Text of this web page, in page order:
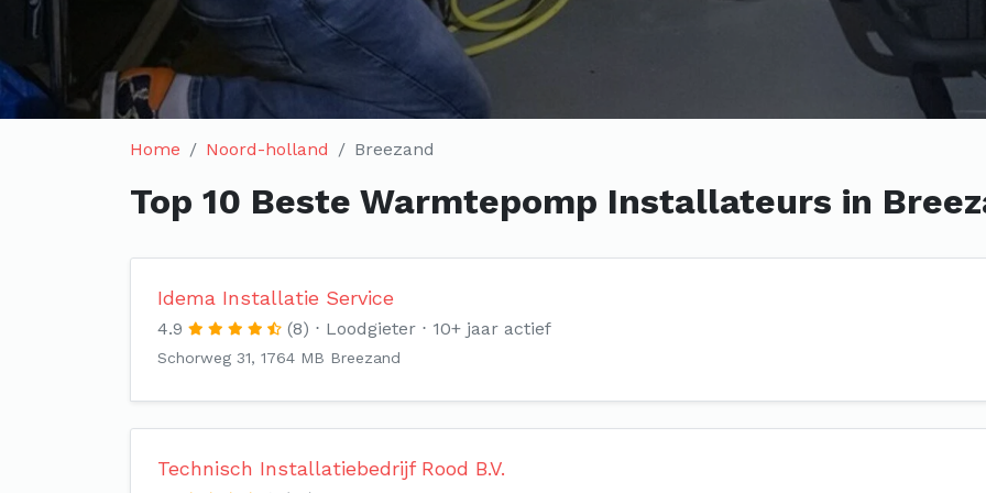
Home Noord-holland Breezand
Top 10 Beste Warmtepomp Installateurs in
Idema Installatie Service
4.9 (8) Loodgieter 10+ jaar actief
Schorweg 31, 1764 MB Breezand
Technisch Installatiebedrijf Rood B.V.